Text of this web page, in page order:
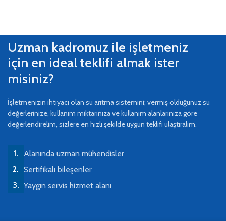
Uzman kadromuz ile işletmeniz
için en ideal teklifi almak ister
misiniz?
İşletmenizin ihtiyacı olan su arıtma sistemini; vermiş olduğunuz su
değerlerinize, kullanım miktarınıza ve kullanım alanlarınıza göre
değerlendirelim, sizlere en hızlı şekilde uygun teklifi ulaştıralım.
Alanında uzman mühendisler
Sertifikalı bileşenler
Yaygın servis hizmet alanı